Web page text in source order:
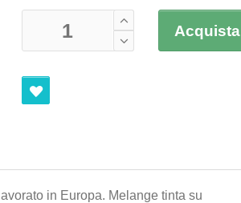
Acquista
in Europa. Melange tinta su